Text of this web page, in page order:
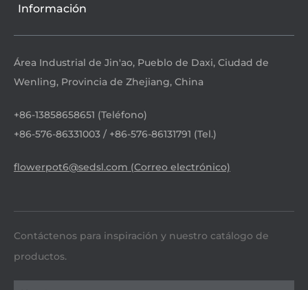
Información
Área Industrial de Jin'ao, Pueblo de Daxi, Ciudad de
Wenling, Provincia de Zhejiang, China
+86-13858658651 (Teléfono)
+86-576-86331003 / +86-576-86131791 (Tel.)
flowerpot6@sedsl.com (Correo electrónico)
Contáctenos para inspiración y nuestro catálogo de
productos.